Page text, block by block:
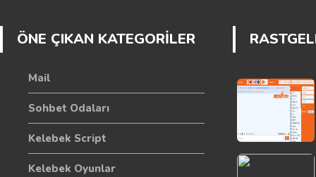
ÖNE ÇIKAN KATEGORİLER
Mail
Sohbet Odaları
Kelebek Script
Kelebek Oyunlar